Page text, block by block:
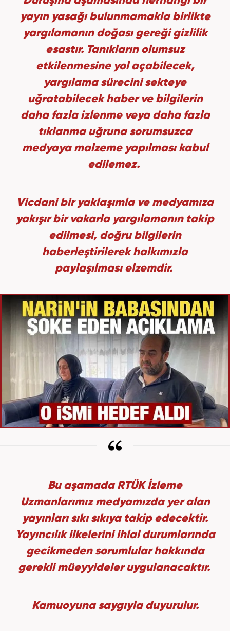
yayın yasağı bulunmamakla birlikte
yargılamanın doğası gereği gizlilik
esastır. Tanıkların olumsuz
etkilenmesine yol açabilecek,
yargılama sürecini sekteye
uğratabilecek haber ve bilgilerin
daha fazla izlenme veya daha fazla
tıklanma uğruna sorumsuzca
medyaya malzeme yapılması kabul
edilemez.
Vicdani bir yaklaşımla ve medyamıza
yakışır bir vakarla yargılamanın takip
edilmesi, doğru bilgilerin
haberleştirilerek halkımızla
paylaşılması elzemdir.
Bu aşamada RTÜK İzleme
Uzmanlarımız medyamızda yer alan
yayınları sıkı sıkıya takip edecektir.
Yayıncılık ilkelerini ihlal durumlarında
gecikmeden sorumlular hakkında
gerekli müeyyideler uygulanacaktır.
Kamuoyuna saygıyla duyurulur.